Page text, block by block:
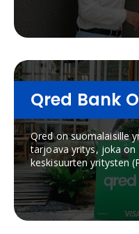
Qred Bank
Qred on suomalaisille
tarjoava yritys, joka
keskisuurten yritysten